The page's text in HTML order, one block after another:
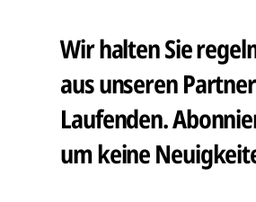
Wir halten Sie
aus unseren
Laufenden.
um keine